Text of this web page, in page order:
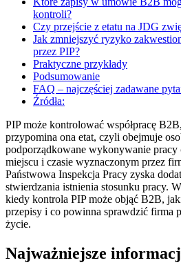
kontroli?
Czy przejście z etatu na JDG
Jak zmniejszyć ryzyko
przez PIP?
Praktyczne przykłady
Podsumowanie
FAQ – najczęściej zadawane
Źródła:
PIP może kontrolować współpracę
przypomina ona etat, czyli obejmuje
podporządkowane wykonywanie pracy
miejscu i czasie wyznaczonym przez
Państwowa Inspekcja Pracy zyska
stwierdzania istnienia stosunku pracy.
kiedy kontrola PIP może objąć B2B,
przepisy i co powinna sprawdzić firma
życie.
Najważniejsze